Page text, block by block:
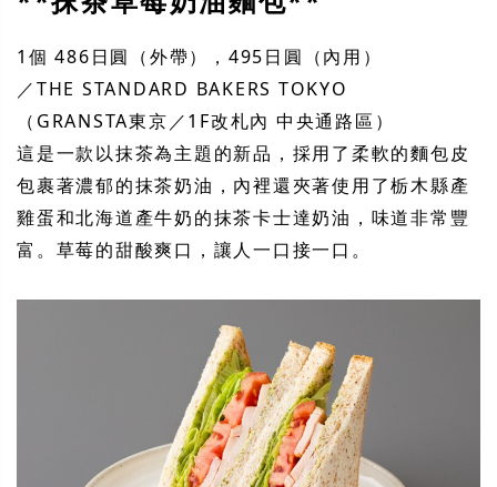
1個 486日圓（外帶），495日圓（內用）
／THE STANDARD BAKERS TOKYO
（GRANSTA東京／1F改札內 中央通路區）
這是一款以抹茶為主題的新品，採用了柔軟的麵包皮
包裹著濃郁的抹茶奶油，內裡還夾著使用了栃木縣產
雞蛋和北海道產牛奶的抹茶卡士達奶油，味道非常豐
富。草莓的甜酸爽口，讓人一口接一口。